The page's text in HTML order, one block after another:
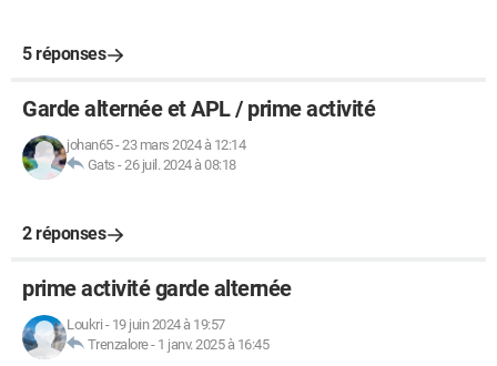
5 réponses
Garde alternée et APL / prime activité
johan65-23 mars 2024 à 12:14
Gats -26 juil. 2024 à 08:18
2 réponses
prime activité garde alternée
Loukri - 19 juin 2024 à 19:57
Trenzalore- 1 janv. 2025 à 16:45